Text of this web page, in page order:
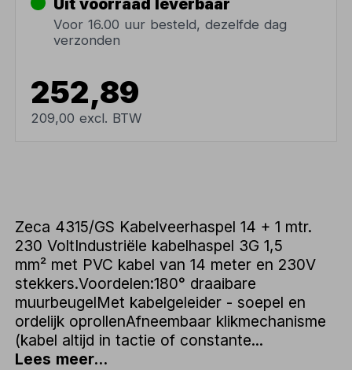
Uit voorraad leverbaar
Voor 16.00 uur besteld, dezelfde dag
verzonden
252,89
209,00 excl. BTW
Zeca 4315/GS Kabelveerhaspel 14 + 1 mtr.
230 VoltIndustriële kabelhaspel 3G 1,5
mm² met PVC kabel van 14 meter en 230V
stekkers.Voordelen:180° draaibare
muurbeugelMet kabelgeleider - soepel en
ordelijk oprollenAfneembaar klikmechanisme
(kabel altijd in tactie of constante...
Lees meer...